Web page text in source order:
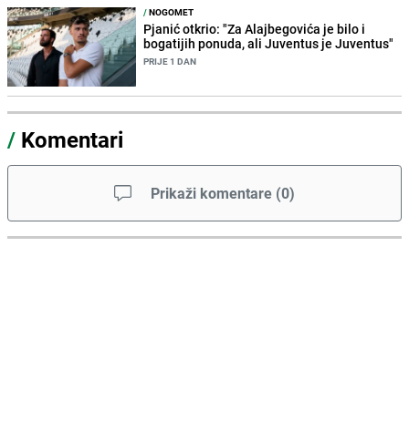
/NOGOMET
Pjanić otkrio: "Za Alajbegovića je bilo i
bogatijih ponuda, ali Juventus je Juventus"
PRIJE 1 DAN
/ Komentari
Prikaži komentare (0)